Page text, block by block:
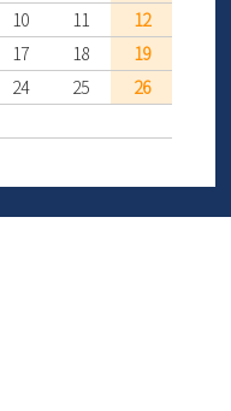
10 11
12
17 18
19
24 25
26